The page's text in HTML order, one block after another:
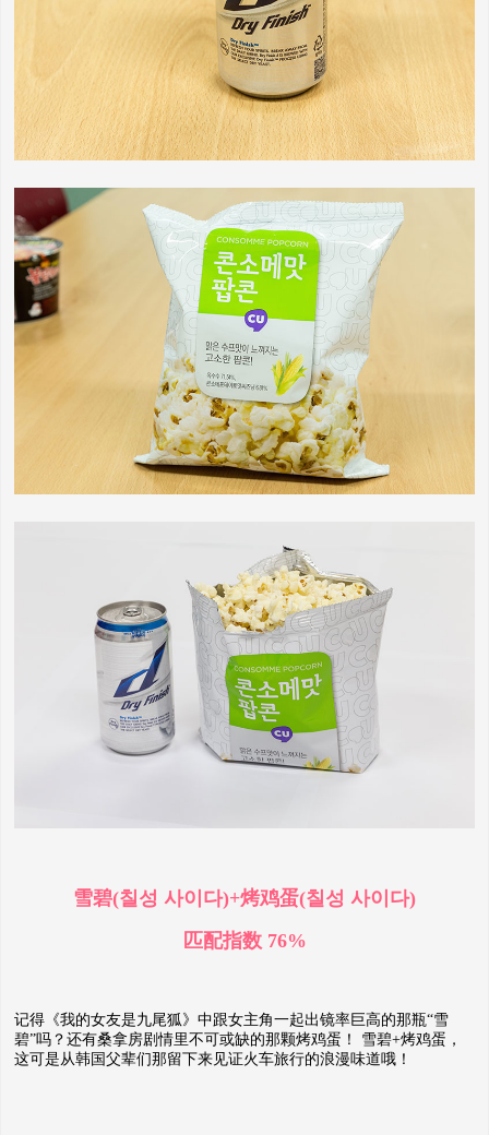
雪碧(칠성 사이다)+烤鸡蛋(칠성 사이다)
匹配指数 76%
记得《我的女友是九尾狐》中跟女主角一起出镜率巨高的那瓶“雪
碧”吗？还有桑拿房剧情里不可或缺的那颗烤鸡蛋！ 雪碧+烤鸡蛋，
这可是从韩国父辈们那留下来见证火车旅行的浪漫味道哦！